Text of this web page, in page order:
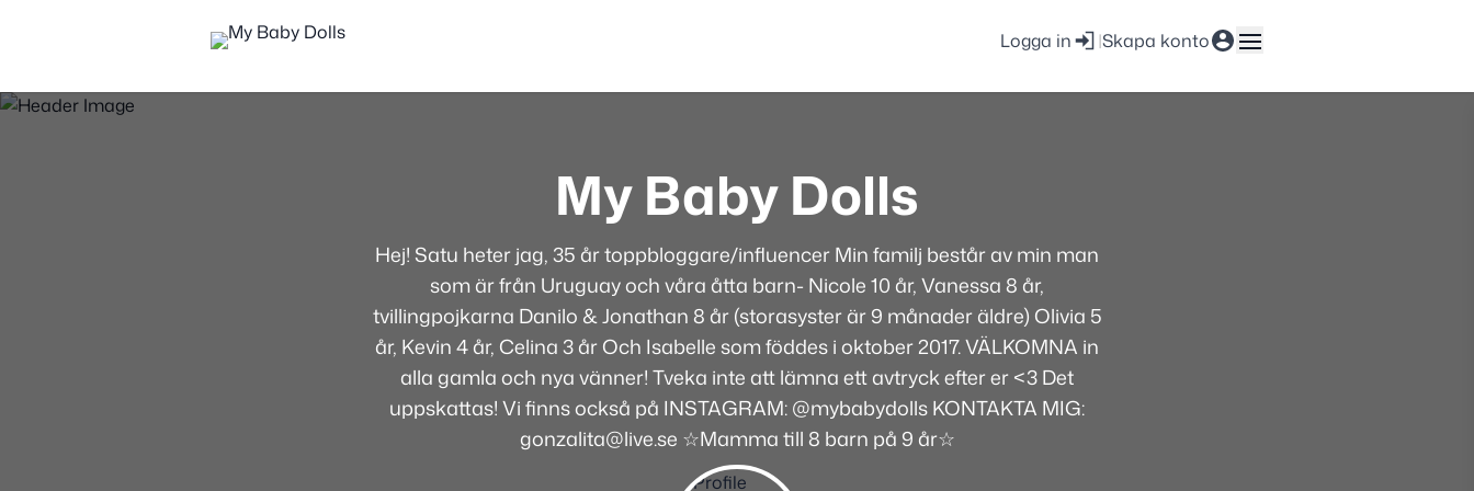
Logga in |Skapa konto
My Baby Dolls
Hej! Satu heter jag, 35 år toppbloggare/influencer Min familj består av min man
som är från Uruguay och våra åtta barn- Nicole 10 år, Vanessa 8 år,
tvillingpojkarna Danilo & Jonathan 8 år (storasyster är 9 månader äldre) Olivia 5
år, Kevin 4 år, Celina 3 år Och Isabelle som föddes i oktober 2017. VÄLKOMNA in
alla gamla och nya vänner! Tveka inte att lämna ett avtryck efter er <3 Det
uppskattas! Vi finns också på INSTAGRAM: @mybabydolls KONTAKTA MIG:
gonzalita@live.se ☆Mamma till 8 barn på 9 år☆